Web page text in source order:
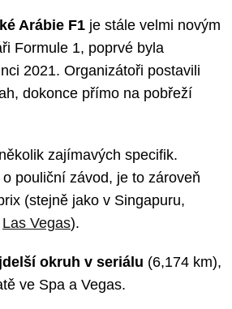
Arábie F1 je stále velmi novým
Formule 1, poprvé byla
2021. Organizátoři postavili
dokonce přímo na pobřeží
zajímavých specifik.
pouliční závod, je to zároveň
(stejně jako v Singapuru,
Las Vegas).
okruh v seriálu (6,174 km),
ve Spa a Vegas.